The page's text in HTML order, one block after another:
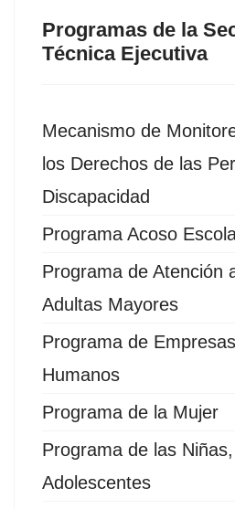
Programas de la
Técnica Ejecutiva
Mecanismo de
los Derechos de las
Discapacidad
Programa Acoso
Programa de Atención
Adultas Mayores
Programa de
Humanos
Programa de la Mujer
Programa de las
Adolescentes